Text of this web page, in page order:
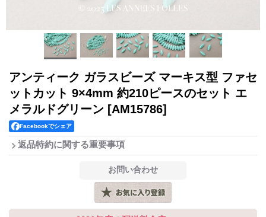
アンティーク ガラスビーズ マーキス型 ファセ
ットカット 9×4mm 約210ピースのセット エ
メラルドグリーン [AM15786]
Facebookでシェア
返品特約に関する重要事項